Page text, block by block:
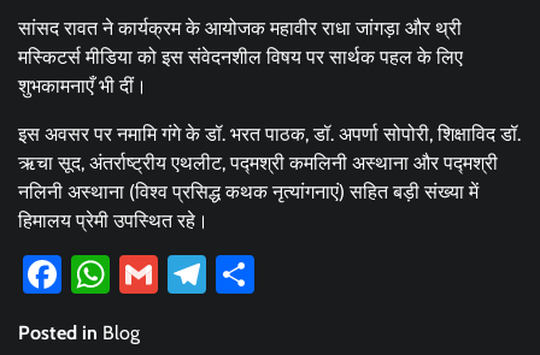
सांसद रावत ने कार्यक्रम के आयोजक महावीर राधा जांगड़ा और थ्री
मस्किटर्स मीडिया को इस संवेदनशील विषय पर सार्थक पहल के लिए
शुभकामनाएँ भी दीं।
इस अवसर पर नमामि गंगे के डॉ. भरत पाठक, डॉ. अपर्णा सोपोरी, शिक्षाविद डॉ.
ऋचा सूद, अंतर्राष्ट्रीय एथलीट, पद्मश्री कमलिनी अस्थाना और पद्मश्री
नलिनी अस्थाना (विश्व प्रसिद्ध कथक नृत्यांगनाएं) सहित बड़ी संख्या में
हिमालय प्रेमी उपस्थित रहे।
Facebook
WhatsApp
GmailTelegram
Posted in Blog